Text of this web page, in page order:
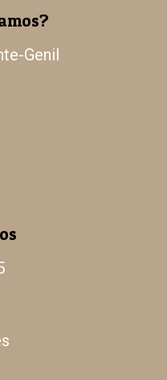
Genil